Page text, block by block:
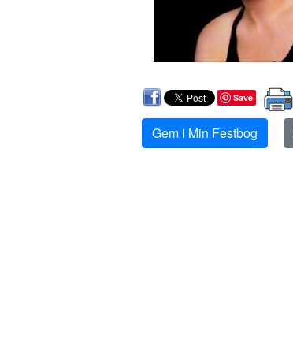
Save
Gem i Min Festbog